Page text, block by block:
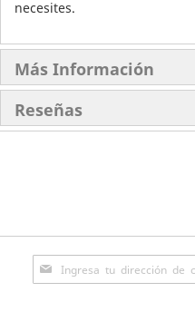
necesites.
Más Información
Reseñas
Inscríbase
a